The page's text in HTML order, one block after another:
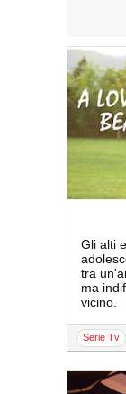
Gli alti
tra
ma
vicino.
serie Tv